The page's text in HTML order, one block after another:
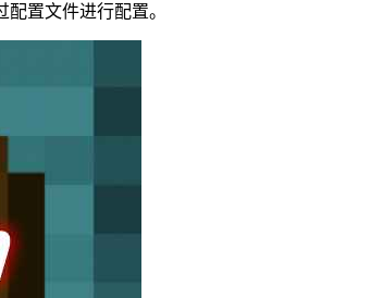
置文件进行配置。